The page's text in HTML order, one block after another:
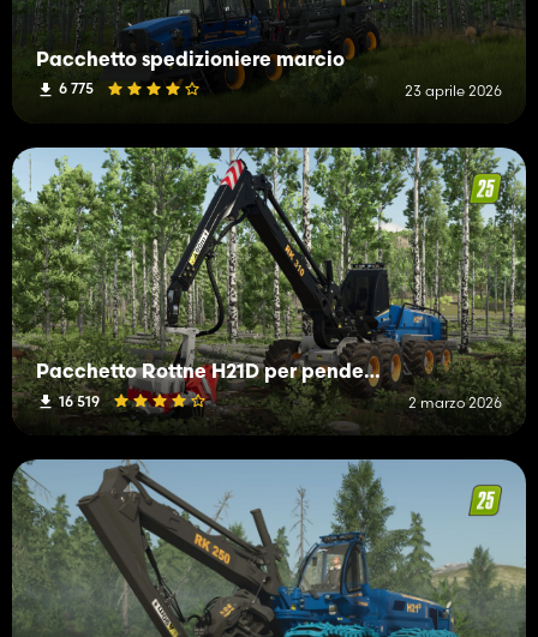
Pacchetto spedizioniere marcio
6 775 23 aprile 2026
Pacchetto Rottne H21D per pendenze ripide
16 519 2 marzo 2026